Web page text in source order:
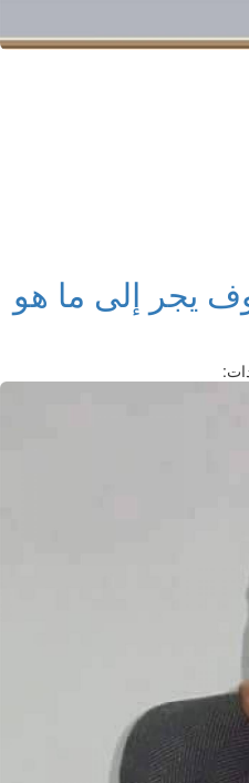
يجر إلى ما هو